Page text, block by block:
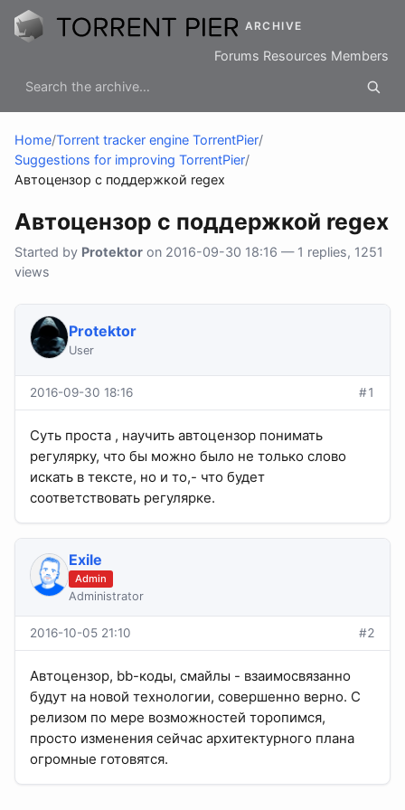
ARCHIVE
Forums Resources Members
Home/Torrent tracker engine TorrentPier/
Suggestions for improving TorrentPier/
Автоцензор с поддержкой regex
Автоцензор с поддержкой regex
Started by Protektor on 2016-09-30 18:16 — 1 replies, 1251
views
Protektor
User
2016-09-30 18:16 #1
Суть проста , научить автоцензор понимать
регулярку, что бы можно было не только слово
искать в тексте, но и то,- что будет
соответствовать регулярке.
Exile
Admin
Administrator
2016-10-05 21:10 #2
Автоцензор, bb-коды, смайлы - взаимосвязанно
будут на новой технологии, совершенно верно. С
релизом по мере возможностей торопимся,
просто изменения сейчас архитектурного плана
огромные готовятся.